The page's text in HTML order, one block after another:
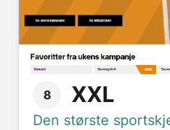
8 XXL
Den største